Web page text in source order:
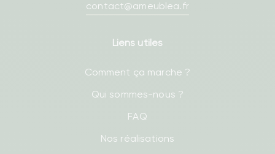
contact@ameublea.fr
Liens utiles
Comment ça marche ?
Qui sommes-nous ?
FAQ
Nos réalisations